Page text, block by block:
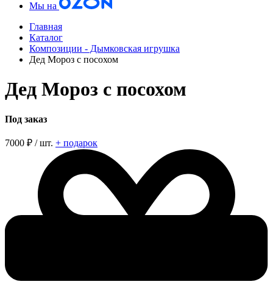
Мы на
Главная
Каталог
Композиции - Дымковская игрушка
Дед Мороз с посохом
Дед Мороз с посохом
Под заказ
7000 ₽ / шт. + подарок